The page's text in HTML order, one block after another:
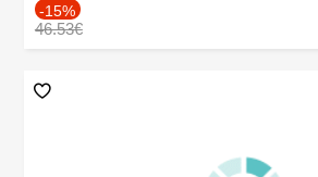
-15%
46.53€